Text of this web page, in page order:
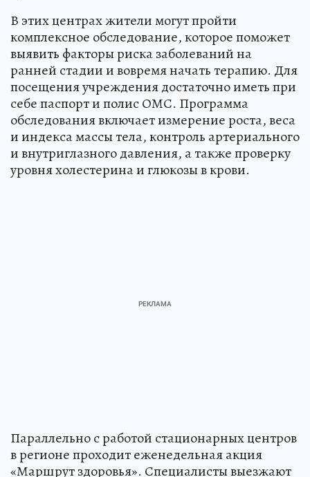
В этих центрах жители могут пройти
комплексное обследование, которое поможет
выявить факторы риска заболеваний на
ранней стадии и вовремя начать терапию. Для
посещения учреждения достаточно иметь при
себе паспорт и полис ОМС. Программа
обследования включает измерение роста, веса
и индекса массы тела, контроль артериального
и внутриглазного давления, а также проверку
уровня холестерина и глюкозы в крови.
Параллельно с работой стационарных центров
в регионе проходит еженедельная акция
«Маршрут здоровья». Специалисты выезжают